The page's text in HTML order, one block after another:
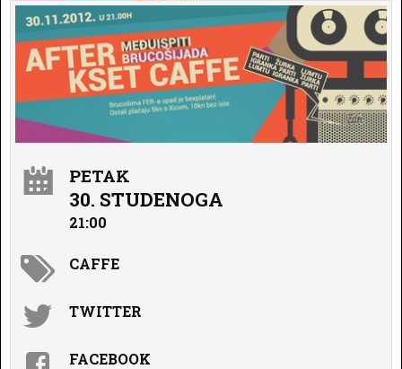
PETAK
30. STUDENOGA
21:00
CAFFE
TWITTER
FACEBOOK